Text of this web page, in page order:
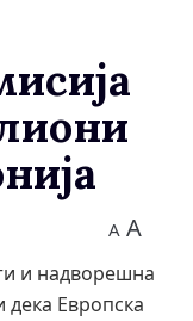
A A
и надворешна
Европска